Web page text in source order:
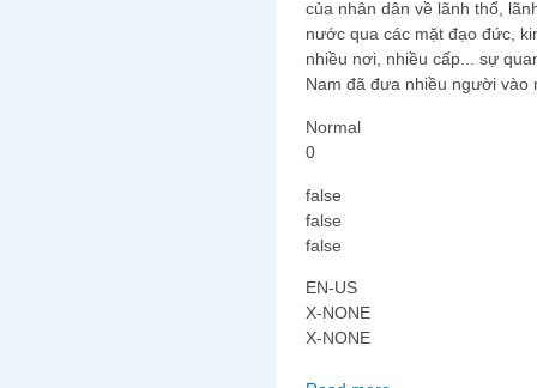
của nhân dân về lãnh thổ,
nước qua các mặt đạo đức,
nhiều nơi, nhiều cấp... sự
Nam đã đưa nhiều người vào
Normal
0
false
false
false
EN-US
X-NONE
X-NONE